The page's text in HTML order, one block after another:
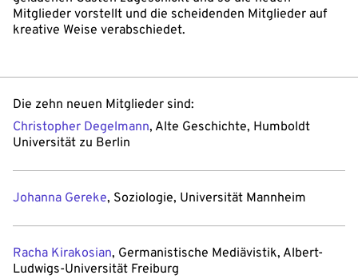
Mitglieder vorstellt und die scheidenden Mitglieder auf
kreative Weise verabschiedet.
Die zehn neuen Mitglieder sind:
Christopher Degelmann, Alte Geschichte, Humboldt
Universität zu Berlin
Johanna Gereke, Soziologie, Universität Mannheim
Racha Kirakosian, Germanistische Mediävistik, Albert-
Ludwigs-Universität Freiburg